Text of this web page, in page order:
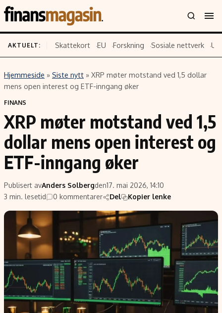
Innhold
Siste nytt
Eiendom
Energi og klima
Finans
Fritid
Verden
Emner
Økonomi
Politikk
Selskaper
Teknologi
Aksjer
Populær
Forskning
Google
Kunstig intelligens
Infrastruktur
BitCoin
Retningslinjer
Personvernerklæring
Annonsepolicy
Brukervilkår
Cookiepolicy
Retningslinjer for rettelser
AKTUELT: Skattekort EU Forskning Sosiale nettverk
Hjemmeside » Siste nytt » XRP møter motstand ved 1,5 dollar
mens open interest og ETF-inngang øker
FINANS
XRP møter motstand ved 1,5
dollar mens open interest og
ETF-inngang øker
Publisert avAnders Solbergden17. mai 2026, 14:10
3 min. lesetid
0 kommentarer Del Kopier lenke